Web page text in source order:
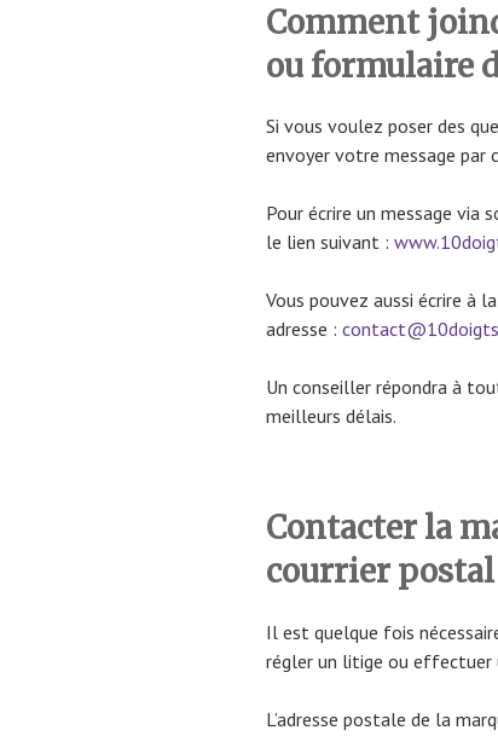
Comment
ou formulaire
Si vous voulez poser des
envoyer votre message par
Pour écrire un message via
le lien suivant :
Vous pouvez aussi écrire à
adresse :
Un conseiller répondra à
meilleurs délais.
Contacter la
courrier postal
Il est quelque fois
régler un litige ou effectuer
L’adresse postale de la